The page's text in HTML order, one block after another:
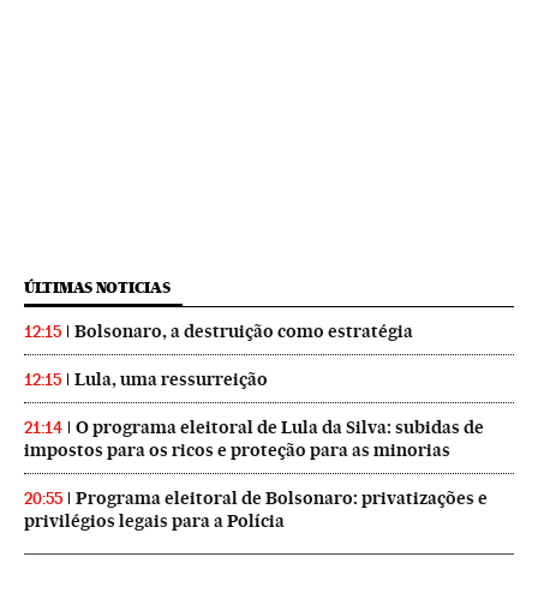
ÚLTIMAS NOTICIAS
12:15 Bolsonaro, a destruição como estratégia
12:15 Lula, uma ressurreição
21:14
O programa eleitoral de Lula da Silva: subidas de
impostos para os ricos e proteção para as minorias
20:55
Programa eleitoral de Bolsonaro: privatizações e
privilégios legais para a Polícia